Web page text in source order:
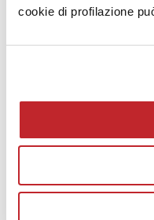
cookie di profilazione
Agosto 2018